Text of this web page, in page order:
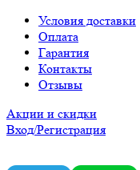
Условия доставки
Оплата
Гарантия
Контакты
Отзывы
Акции и скидки
Вход/Регистрация